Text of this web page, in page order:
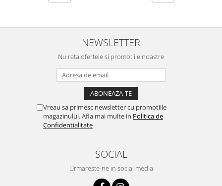
NEWSLETTER
Nu rata ofertele si promotiile noastre
Vreau sa primesc newsletter cu promotiile
magazinului. Afla mai multe in Politica de
Confidentialitate
SOCIAL
Urmareste-ne in social media